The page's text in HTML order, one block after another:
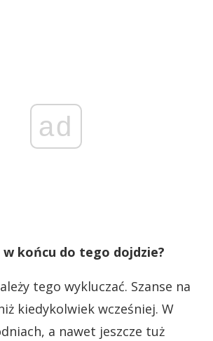
ad
w końcu do tego dojdzie?
tego wykluczać. Szanse na
kiedykolwiek wcześniej. W
a nawet jeszcze tuż